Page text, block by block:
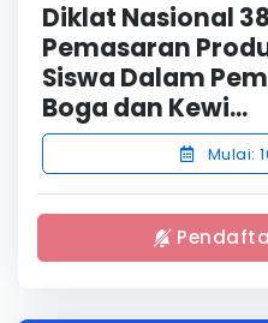
Diklat Nasional
Pemasaran
Siswa Dalam
Boga dan Kewi...
Mulai: